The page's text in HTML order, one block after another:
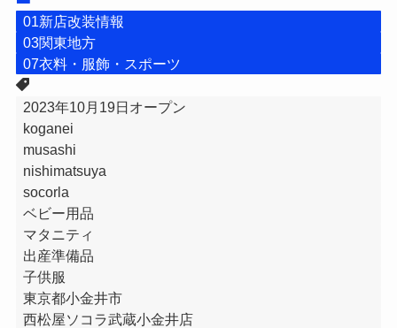
01新店改装情報
03関東地方
07衣料・服飾・スポーツ
2023年10月19日オープン
koganei
musashi
nishimatsuya
socorla
ベビー用品
マタニティ
出産準備品
子供服
東京都小金井市
西松屋ソコラ武蔵小金井店